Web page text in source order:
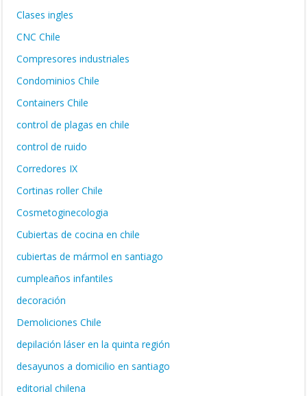
Clases ingles
CNC Chile
Compresores industriales
Condominios Chile
Containers Chile
control de plagas en chile
control de ruido
Corredores IX
Cortinas roller Chile
Cosmetoginecologia
Cubiertas de cocina en chile
cubiertas de mármol en santiago
cumpleaños infantiles
decoración
Demoliciones Chile
depilación láser en la quinta región
desayunos a domicilio en santiago
editorial chilena